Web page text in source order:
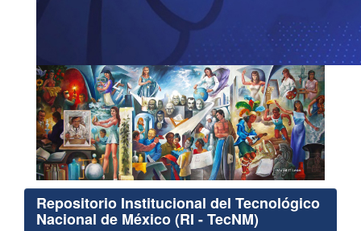
Repositorio Institucional del Tecnológico
Nacional de México (RI - TecNM)